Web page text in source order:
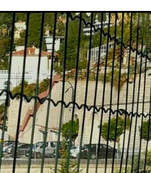
D’ATTENTE
ZONE D’ATTENTE
D’UN CONTRÔLE
FRONTIÈRE
DE VIOLENCE À UNE
MILITER À L’ANAFÉ
OFFRES DE STAGE ET
RESTER INFORMÉ·E